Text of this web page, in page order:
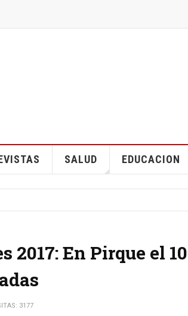
SALUD EDUCACION
En Pirque el
3177